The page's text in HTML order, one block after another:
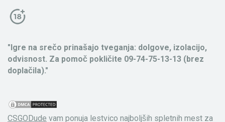
"Igre na srečo prinašajo tveganja: dolgove, izolacijo,
odvisnost. Za pomoč pokličite 09-74-75-13-13 (brez
doplačila)."
CSGODude vam ponuja lestvico najboljših spletnih mest za